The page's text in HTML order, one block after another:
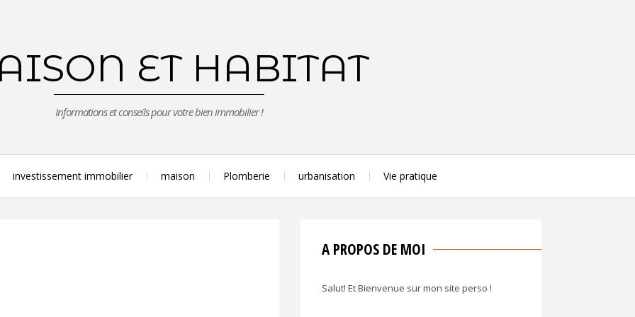
ET HABITAT
Informations et conseils pour votre bien immobilier !
investissement immobilier maison Plomberie urbanisation Vie pratique
A PROPOS DE MOI
Salut! Et Bienvenue sur mon site perso !